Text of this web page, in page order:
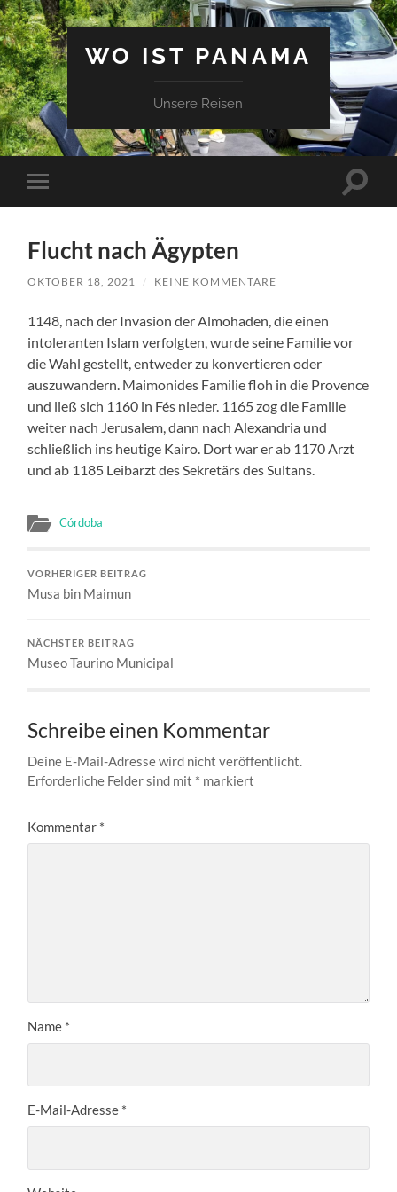
WO IST PANAMA
Unsere Reisen
Mobile-
Menü
Flucht nach Ägypten
OKTOBER 18, 2021 / KEINE KOMMENTARE
1148, nach der Invasion der Almohaden, die einen
intoleranten Islam verfolgten, wurde seine Familie vor
die Wahl gestellt, entweder zu konvertieren oder
auszuwandern. Maimonides Familie floh in die Provence
und ließ sich 1160 in Fés nieder. 1165 zog die Familie
weiter nach Jerusalem, dann nach Alexandria und
schließlich ins heutige Kairo. Dort war er ab 1170 Arzt
und ab 1185 Leibarzt des Sekretärs des Sultans.
Córdoba
VORHERIGER BEITRAG
Musa bin Maimun
NÄCHSTER BEITRAG
Museo Taurino Municipal
Schreibe einen Kommentar
Deine E-Mail-Adresse wird nicht veröffentlicht.
Erforderliche Felder sind mit * markiert
Kommentar *
Name *
E-Mail-Adresse *